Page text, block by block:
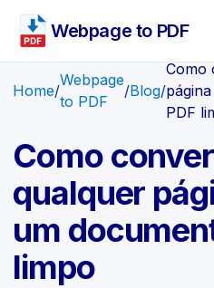
Webpage to PDF
Home/
Webpage
to PDF
/Blog/
Como
PDF
Como
qualquer
um
limpo